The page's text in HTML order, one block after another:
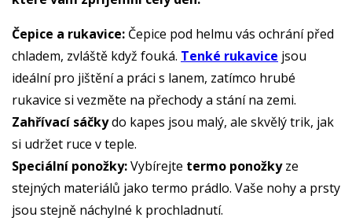
Čepice a rukavice: Čepice pod helmu vás ochrání před
chladem, zvláště když fouká. Tenké rukavice jsou
ideální pro jištění a práci s lanem, zatímco hrubé
rukavice si vezměte na přechody a stání na zemi.
Zahřívací sáčkydo kapes jsou malý, ale skvělý trik, jak
si udržet ruce v teple.
Speciální ponožky:Vybírejte termo ponožkyze
stejných materiálů jako termo prádlo. Vaše nohy a prsty
jsou stejně náchylné k prochladnutí.